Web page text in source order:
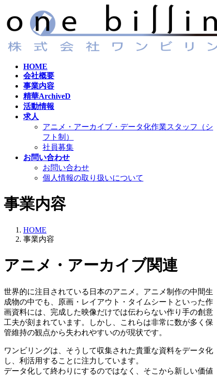
ン
テ
ツ
ビ
ゲ
シ
HOME
会社概要
事業内容
精華ArchiveD
活動情報
求人
アニメ・アーカイブ・データ化作業スタッフ（シ
フト制）
社員募集
お問い合わせ
お問い合わせ
個人情報の取り扱いについて
事業内容
HOME
事業内容
アニメ・アーカイブ関連
世界的に注目されている日本のアニメ。アニメ制作の中間生
成物の中でも、原画・レイアウト・タイムシートといった作
画資料には、完成した映像だけでは伝わらない作り手の創意
工夫が刻まれています。しかし、これらは非常に数が多く保
管維持の観点から失われやすいのが現状です。
ワンビリングは、そうして収集された貴重な資料をデータ化
し、利活用することに注力しています。
データ化して終わりにするのではなく、そこから新しい価値